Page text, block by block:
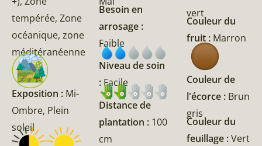
tempérée, Zone
océanique, zone
méditéranéenne
Exposition : Mi-
Ombre, Plein
soleil
Besoin en
arrosage :
Faible
Niveau de soin
: Facile
Distance de
plantation : 100
cm
vert
Couleur du
fruit : Marron
Couleur de
l'écorce : Brun
gris
Couleur du
feuillage :Vert